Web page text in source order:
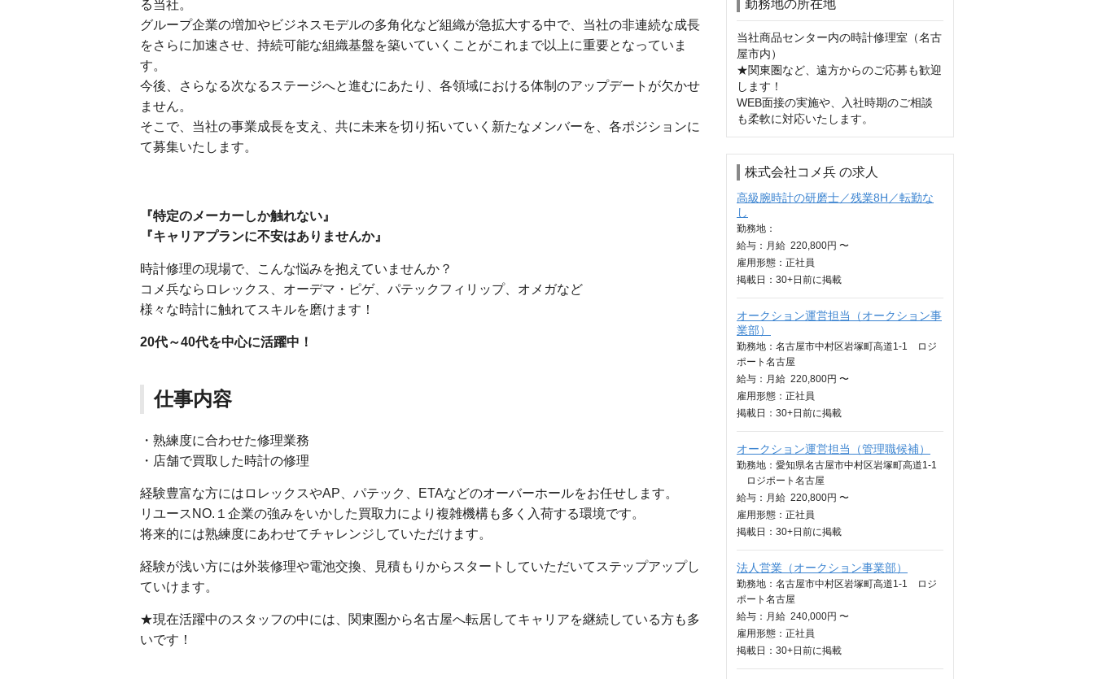
る当社。
グループ企業の増加やビジネスモデルの多角化など組織が急拡大する中で、当社の非連続な成長
をさらに加速させ、持続可能な組織基盤を築いていくことがこれまで以上に重要となっていま
す。
今後、さらなる次なるステージへと進むにあたり、各領域における体制のアップデートが欠かせ
ません。
そこで、当社の事業成長を支え、共に未来を切り拓いていく新たなメンバーを、各ポジションに
て募集いたします。
『特定のメーカーしか触れない』
『キャリアプランに不安はありませんか』
時計修理の現場で、こんな悩みを抱えていませんか？
コメ兵ならロレックス、オーデマ・ピゲ、パテックフィリップ、オメガなど
様々な時計に触れてスキルを磨けます！
20代～40代を中心に活躍中！
仕事内容
・熟練度に合わせた修理業務
・店舗で買取した時計の修理
経験豊富な方にはロレックスやAP、パテック、ETAなどのオーバーホールをお任せします。
リユースNO.１企業の強みをいかした買取力により複雑機構も多く入荷する環境です。
将来的には熟練度にあわせてチャレンジしていただけます。
経験が浅い方には外装修理や電池交換、見積もりからスタートしていただいてステップアップし
ていけます。
★現在活躍中のスタッフの中には、関東圏から名古屋へ転居してキャリアを継続している方も多
いです！
勤務地の所在地
当社商品センター内の時計修理室（名古
屋市内）
★関東圏など、遠方からのご応募も歓迎
します！
WEB面接の実施や、入社時期のご相談
も柔軟に対応いたします。
株式会社コメ兵 の求人
高級腕時計の研磨士／残業8H／転勤な
し
勤務地：
給与： 月給 220,800円 〜
雇用形態：正社員
掲載日： 30+日 前に掲載
オークション運営担当（オークション事
業部）
勤務地：名古屋市中村区岩塚町高道1-1 ロジ
ポート名古屋
給与： 月給 220,800円 〜
雇用形態：正社員
掲載日： 30+日 前に掲載
オークション運営担当（管理職候補）
勤務地：愛知県名古屋市中村区岩塚町高道1-1
ロジポート名古屋
給与： 月給 220,800円 〜
雇用形態：正社員
掲載日： 30+日 前に掲載
法人営業（オークション事業部）
勤務地：名古屋市中村区岩塚町高道1-1 ロジ
ポート名古屋
給与： 月給 240,000円 〜
雇用形態：正社員
掲載日： 30+日 前に掲載